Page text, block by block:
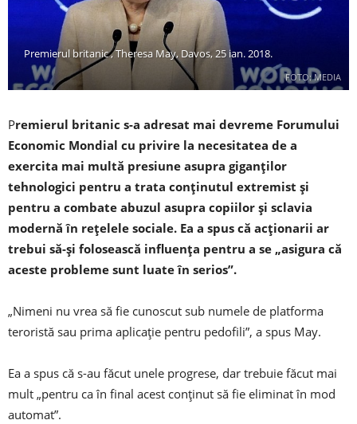
FOTO: MEDIA
Premierul britanic , Theresa May, Davos, 25 ian. 2018.
Premierul britanic s-a adresat mai devreme Forumului
Economic Mondial cu privire la necesitatea de a
exercita mai multă presiune asupra giganților
tehnologici pentru a trata conținutul extremist și
pentru a combate abuzul asupra copiilor și sclavia
modernă în rețelele sociale. Ea a spus că acționarii ar
trebui să-și folosească influența pentru a se „asigura că
aceste probleme sunt luate în serios”.
„Nimeni nu vrea să fie cunoscut sub numele de platforma
teroristă sau prima aplicație pentru pedofili”, a spus May.
Ea a spus că s-au făcut unele progrese, dar trebuie făcut mai
mult „pentru ca în final acest conținut să fie eliminat în mod
automat”.